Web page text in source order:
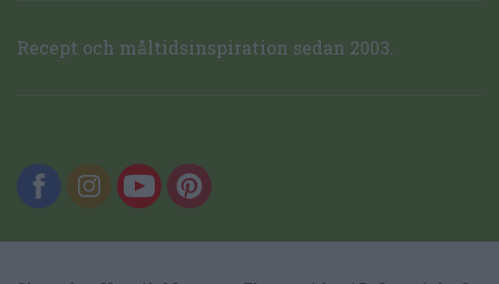
Recept och måltidsinspiration sedan 2003.